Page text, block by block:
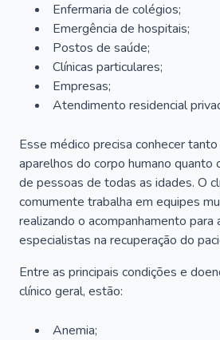
Enfermaria de colégios;
Emergência de hospitais;
Postos de saúde;
Clínicas particulares;
Empresas;
Atendimento residencial
Esse médico precisa conhecer
aparelhos do corpo humano quanto
de pessoas de todas as idades. O
comumente trabalha em equipes
realizando o acompanhamento para
especialistas na recuperação do
Entre as principais condições e
clínico geral, estão:
Anemia;